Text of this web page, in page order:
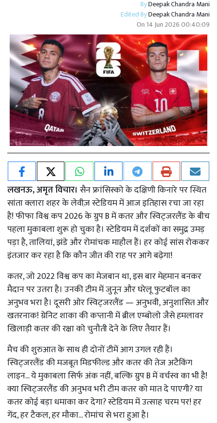
ByDeepak Chandra Mani
Edited ByDeepak Chandra Mani
On 14 Jun 2026 00:40:09
लखनऊ, अमृत विचार। सैन फ्रांसिस्को के दक्षिणी किनारे पर स्थित
सांता क्लारा शहर के लेवीज़ स्टेडियम में आज इतिहास रचा जा रहा
है! फीफा विश्व कप 2026 के ग्रुप B में कतर और स्विट्जरलैंड के बीच
पहला मुकाबला शुरू हो चुका है। स्टेडियम में दर्शकों का समुद्र उमड़
पड़ा है, तालियां, झंडे और रोमांचक माहौल हैं। हर कोई सांस रोककर
इंतजार कर रहा है कि कौन जीत की राह पर आगे बढ़ेगा!
कतर, जो 2022 विश्व कप का मेजबान था, इस बार मेहमान बनकर
मैदान पर उतरा है। उनकी टीम में जुनून और घरेलू फुटबॉल का
अनुभव भरा है। दूसरी ओर स्विट्जरलैंड — अनुभवी, अनुशासित और
खतरनाक! ग्रेनिट शाका की कप्तानी में ब्रील एम्बोलो जैसे हमलावर
खिलाड़ी कतर की रक्षा को चुनौती देने के लिए तैयार हैं।
मैच की शुरुआत के साथ ही दोनों टीमें आग उगल रही हैं।
स्विट्जरलैंड की मजबूत मिडफील्ड और कतर की तेज अटैकिंग
लाइन... ये मुकाबला सिर्फ अंक नहीं, बल्कि ग्रुप B में वर्चस्व का भी है!
क्या स्विट्जरलैंड की अनुभव भरी टीम कतर को मात दे पाएगी? या
कतर कोई बड़ा धमाका कर देगा? स्टेडियम में उत्साह चरम पर! हर
गेंद, हर टैकल, हर मौका... रोमांच से भरा हुआ है।